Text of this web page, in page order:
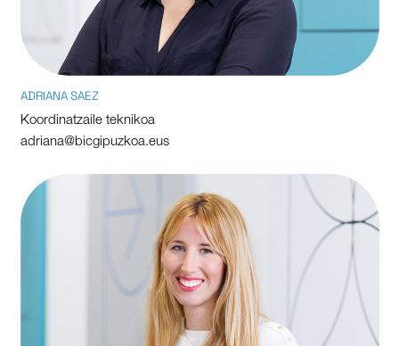
ADRIANA SAEZ
Koordinatzaile teknikoa
adriana@bicgipuzkoa.eus